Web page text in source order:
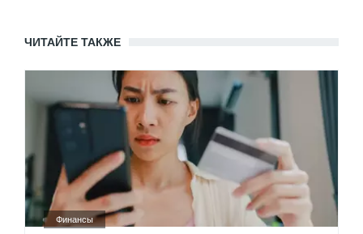
ЧИТАЙТЕ ТАКЖЕ
Финансы